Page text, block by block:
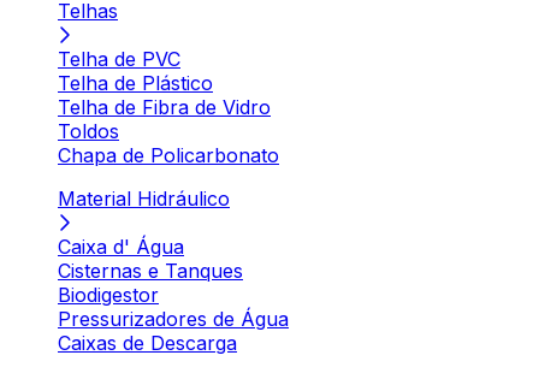
Telhas
Telha de PVC
Telha de Plástico
Telha de Fibra de Vidro
Toldos
Chapa de Policarbonato
Material Hidráulico
Caixa d' Água
Cisternas e Tanques
Biodigestor
Pressurizadores de Água
Caixas de Descarga